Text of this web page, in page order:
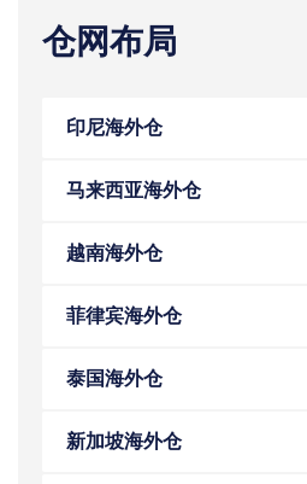
仓网布局
印尼海外仓
马来西亚海外仓
越南海外仓
菲律宾海外仓
泰国海外仓
新加坡海外仓